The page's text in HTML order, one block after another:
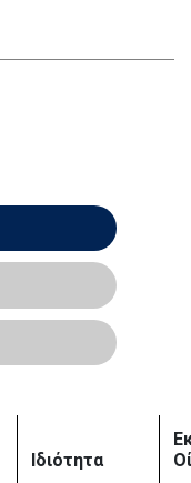
Ιδιότητα